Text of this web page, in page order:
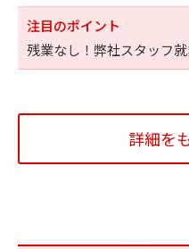
注目のポイント
残業なし！弊社スタッフ
詳細を